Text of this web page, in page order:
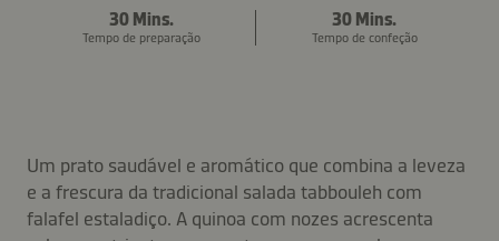
30 Mins.
Tempo de preparação
30 Mins.
Tempo de confeção
Um prato saudável e aromático que combina a leveza
e a frescura da tradicional salada tabbouleh com
falafel estaladiço. A quinoa com nozes acrescenta